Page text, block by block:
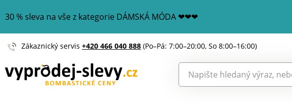
30 % sleva na vše z kategorie DÁMSKÁ MÓDA ❤❤❤
Zákaznický servis +420 466 040 888 (Po–Pá: 7:00–20:00, So 8:00–16:00)